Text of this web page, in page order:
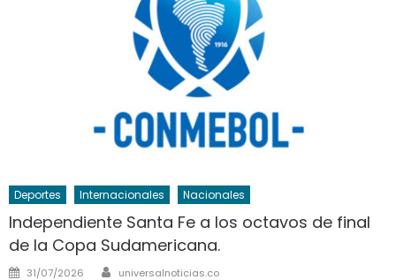
Deportes Internacionales Nacionales
Independiente Santa Fe a los octavos de final
de la Copa Sudamericana.
Posted
31/07/2026 Author
universalnoticias.co